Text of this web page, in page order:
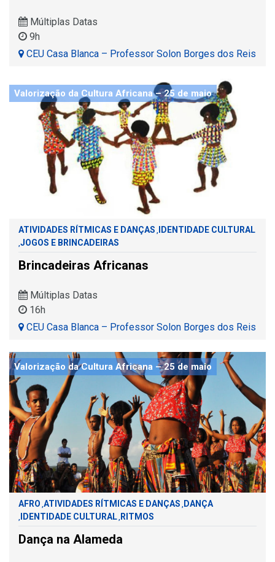
Múltiplas Datas
9h
CEU Casa Blanca – Professor Solon Borges dos Reis
Valorização da Cultura Africana – 25 de maio
ATIVIDADES RÍTMICAS E DANÇAS , IDENTIDADE CULTURAL
,JOGOS E BRINCADEIRAS
Brincadeiras Africanas
Múltiplas Datas
16h
CEU Casa Blanca – Professor Solon Borges dos Reis
Valorização da Cultura Africana – 25 de maio
AFRO ATIVIDADES RÍTMICAS E DANÇAS DANÇA
IDENTIDADE CULTURAL RITMOS
Dança na Alameda